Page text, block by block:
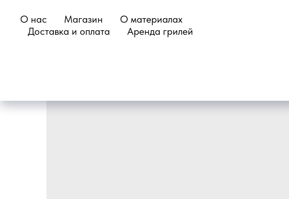
О нас Магазин
О материалах
Доставка и оплата
Аренда грилей